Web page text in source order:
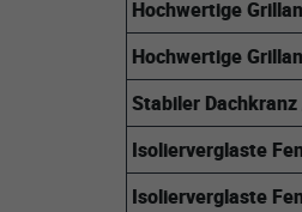
Hochwertige
Hochwertige
Stabiler
Isolierverglaste
Isolierverglaste